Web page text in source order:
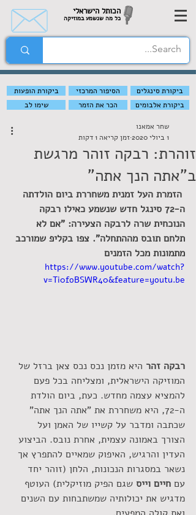
הכותל הישראלי
כל מה שנשמע במוזיקה
ביקורת הופעות הסיפור המרכזי
ביקורת סינגלים
שימו לב
הכר את הזמר ביקורת אלבומים
זוהרת: רבקה זוהר מרגשת
ב"אתה הנך אתה"
שחר אמאנו
1 ביולי 2020
זמן קריאה 1 דקות
הזמרת העל זמנית משחררת ביום הולדתה
ה-72 סינגל חדש שנשמע כאילו רבקה
הנוכחית שרה לרבקה הצעירה: "אם לא
תלחם תובס מההתחלה". צפו בקליפ שמורכב
מתמונות מכל הזמנים
https://www.youtube.com/watch?
v=Ti0foBSWR40&feature=youtu.be
רבקה זהר היא מזמן נכס נכס צאן ברזל של
המוזיקה הישראלית, ומצליחה בכל פעם
להמציא עצמה מחדש. כעת, ביום הולדת
ה-72, היא משחררת את "אתה הנך אתה"
שכתבה ומדבר על קשייו של האמן ועל
הצורך באמונה עצמית, אחרת נובס. הביצוע
העדין והרגיש, האיפוק שמאיים להתפרץ אך
נשאר במסגרות הנכונות, הלחן (זוהר יחד
עם חיים וייס שגם הפיק מוזיקלית) העוטף
מדגיש את יכולותיה שמשתבחות עם השנים